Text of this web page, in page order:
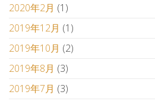
2020年2月 (1)
2019年12月 (1)
2019年10月 (2)
2019年8月 (3)
2019年7月 (3)